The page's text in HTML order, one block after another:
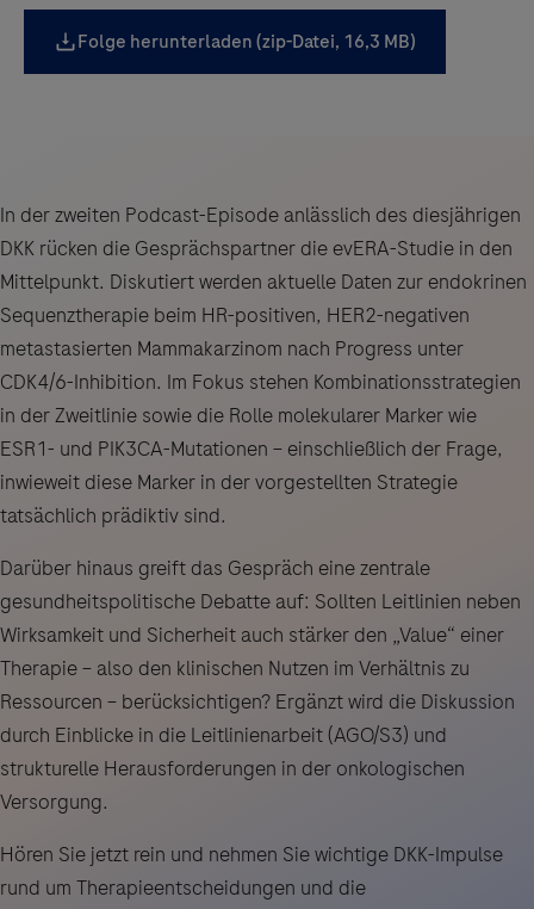
Folge herunterladen (zip-Datei, 16,3 MB)
In der zweiten Podcast-Episode anlässlich des diesjährigen
DKK rücken die Gesprächspartner die evERA-Studie in den
Mittelpunkt. Diskutiert werden aktuelle Daten zur endokrinen
Sequenztherapie beim HR-positiven, HER2-negativen
metastasierten Mammakarzinom nach Progress unter
CDK4/6-Inhibition. Im Fokus stehen Kombinationsstrategien
in der Zweitlinie sowie die Rolle molekularer Marker wie
ESR1- und PIK3CA-Mutationen – einschließlich der Frage,
inwieweit diese Marker in der vorgestellten Strategie
tatsächlich prädiktiv sind.
Darüber hinaus greift das Gespräch eine zentrale
gesundheitspolitische Debatte auf: Sollten Leitlinien neben
Wirksamkeit und Sicherheit auch stärker den „Value“ einer
Therapie – also den klinischen Nutzen im Verhältnis zu
Ressourcen – berücksichtigen? Ergänzt wird die Diskussion
durch Einblicke in die Leitlinienarbeit (AGO/S3) und
strukturelle Herausforderungen in der onkologischen
Versorgung.
Hören Sie jetzt rein und nehmen Sie wichtige DKK-Impulse
rund um Therapieentscheidungen und die